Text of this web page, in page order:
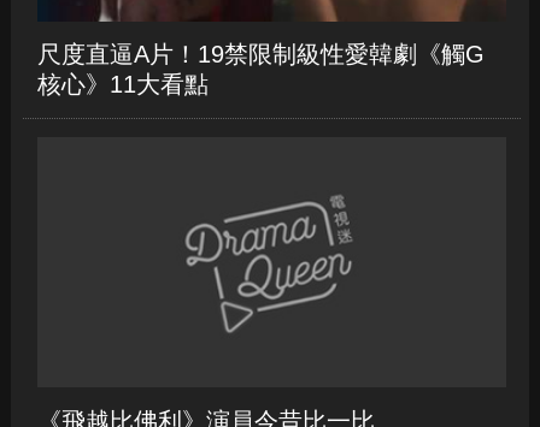
尺度直逼A片！19禁限制級性愛韓劇《觸G
核心》11大看點
《飛越比佛利》演員今昔比一比